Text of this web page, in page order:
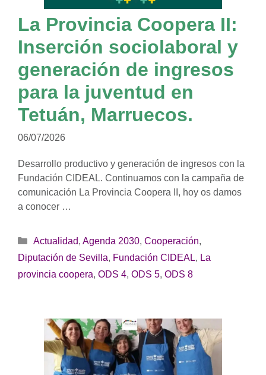
La Provincia Coopera II:
Inserción sociolaboral y
generación de ingresos
para la juventud en
Tetuán, Marruecos.
06/07/2026
Desarrollo productivo y generación de ingresos con la
Fundación CIDEAL. Continuamos con la campaña de
comunicación La Provincia Coopera II, hoy os damos
a conocer …
Categorías
Actualidad, Agenda 2030, Cooperación,
Diputación de Sevilla, Fundación CIDEAL, La
provincia coopera, ODS 4, ODS 5, ODS 8